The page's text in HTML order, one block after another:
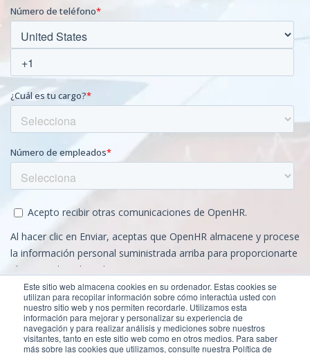
Este sitio web almacena cookies en su ordenador. Estas cookies se
utilizan para recopilar información sobre cómo interactúa usted con
nuestro sitio web y nos permiten recordarle. Utilizamos esta
información para mejorar y personalizar su experiencia de
navegación y para realizar análisis y mediciones sobre nuestros
visitantes, tanto en este sitio web como en otros medios. Para saber
más sobre las cookies que utilizamos, consulte nuestra Política de